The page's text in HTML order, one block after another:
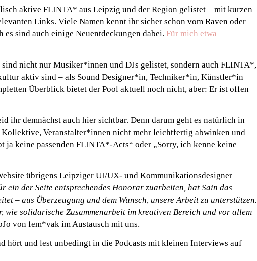
aktive FLINTA* aus Leipzig und der Region gelistet – mit kurzen
Links. Viele Namen kennt ihr sicher schon vom Raven oder
es sind auch einige Neuentdeckungen dabei.Für mich etwa
nicht nur Musiker*innen und DJs gelistet, sondern auch FLINTA*,
aktiv sind – als Sound Designer*in, Techniker*in, Künstler*in
Überblick bietet der Pool aktuell noch nicht, aber: Er ist offen
ihr demnächst auch hier sichtbar. Denn darum geht es natürlich in
Veranstalter*innen nicht mehr leichtfertig abwinken und
ja keine passenden FLINTA*-Acts“ oder „Sorry, ich kenne keine
übrigens Leipziger UI/UX- und Kommunikationsdesigner
ein der Seite entsprechendes Honorar zuarbeiten, hat Sain das
– aus Überzeugung und dem Wunsch, unsere Arbeit zu unterstützen.
wie solidarische Zusammenarbeit im kreativen Bereich und vor allem
von fem*vak im Austausch mit uns.
hört und lest unbedingt in die Podcasts mit kleinen Interviews auf